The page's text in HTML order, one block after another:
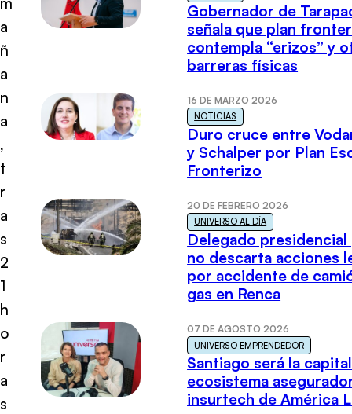
a
ñ
a
n
a
,
t
r
a
s
2
1
h
o
r
a
s
Gobernador de
señala que plan
contempla “erizos” y
barreras físicas
16 DE MARZO 2026
NOTICIAS
Duro cruce entre
y Schalper por Plan
Fronterizo
20 DE FEBRERO 2026
UNIVERSO AL DÍA
Delegado presidencial
no descarta acciones
por accidente de
gas en Renca
07 DE AGOSTO 2026
UNIVERSO EMPRENDEDOR
Santiago será la
ecosistema
insurtech de América